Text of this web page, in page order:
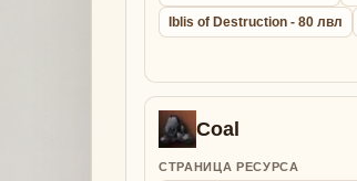
Iblis of Destruction - 80 лвл
Coal
СТРАНИЦА РЕСУРСА